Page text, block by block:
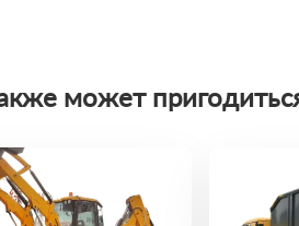
может